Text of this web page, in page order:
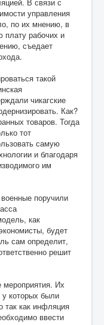
управления
по их мнению, в
плату рабочих и
съедает
такой
чикагские
Как?
товаров. Тогда
тот
самую
и благодаря
им
поручили
как
будет
сам определит,
решит
Их
у которых были
так как инфляция
ввести